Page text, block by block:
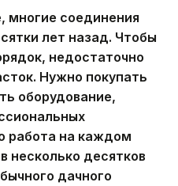
соединения
лет назад. Чтобы
недостаточно
Нужно покупать
оборудование,
работа на каждом
несколько десятков
дачного